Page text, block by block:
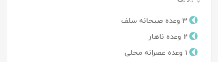
3 وعده صبحانه سلف
2 وعده ناهار
1 وعده عصرانه محلی